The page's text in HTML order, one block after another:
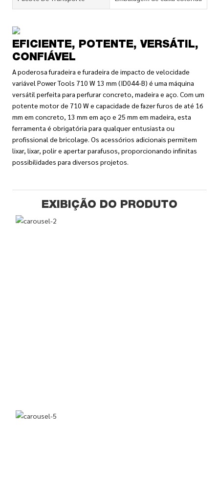
EFICIENTE, POTENTE, VERSÁTIL,
CONFIÁVEL
A poderosa furadeira e furadeira de impacto de velocidade
variável Power Tools 710 W 13 mm (ID044-B) é uma máquina
versátil perfeita para perfurar concreto, madeira e aço. Com um
potente motor de 710 W e capacidade de fazer furos de até 16
mm em concreto, 13 mm em aço e 25 mm em madeira, esta
ferramenta é obrigatória para qualquer entusiasta ou
profissional de bricolage. Os acessórios adicionais permitem
lixar, lixar, polir e apertar parafusos, proporcionando infinitas
possibilidades para diversos projetos.
EXIBIÇÃO DO PRODUTO